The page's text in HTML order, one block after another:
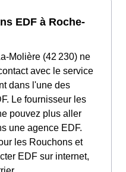
EDF à Roche-
Molière (42 230) ne
avec le service
dans l'une des
Le fournisseur les
pouvez plus aller
une agence EDF.
les Rouchons et
EDF sur internet,